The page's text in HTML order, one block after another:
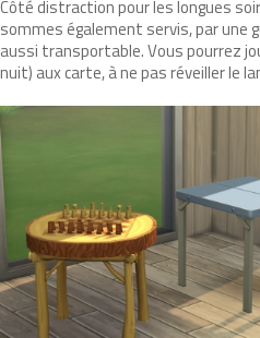
Côté distraction pour les longues
sommes également servis, par une
aussi transportable. Vous pourrez
nuit) aux carte, à ne pas réveiller le